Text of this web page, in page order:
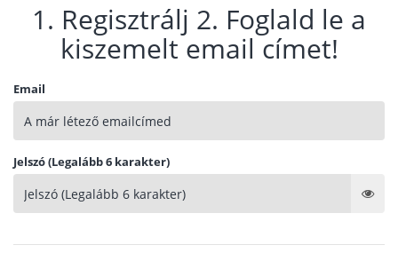
1. Regisztrálj 2. Foglald le a
kiszemelt email címet!
Email
Jelszó (Legalább 6 karakter)